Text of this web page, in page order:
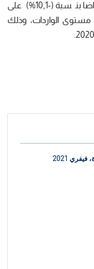
عند التوريد، مسجلا بذلك انخفاضا بنسبة (-10,1%) على
و(-12,0%) على مستوى الواردات، وذلك
2021